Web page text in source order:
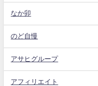
なか卯
のど自慢
アサヒグループ
アフィリエイト